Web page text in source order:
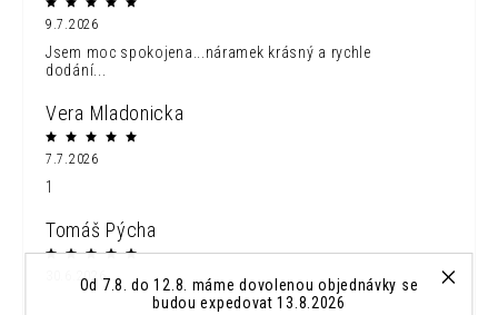
Od 7.8. do 12.8. máme dovolenou objednávky se
budou expedovat 13.8.2026
9.7.2026
Jsem moc spokojena...náramek krásný a rychle
dodání...
Vera Mladonicka
7.7.2026
1
Tomáš Pýcha
30.6.2026